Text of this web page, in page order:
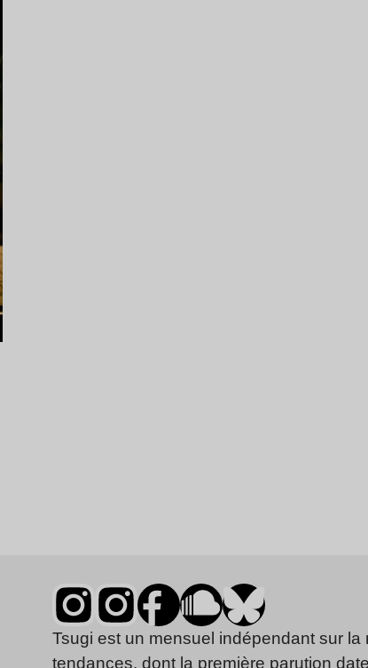
Tsugi est un mensuel indépendant sur
tendances, dont la première parution